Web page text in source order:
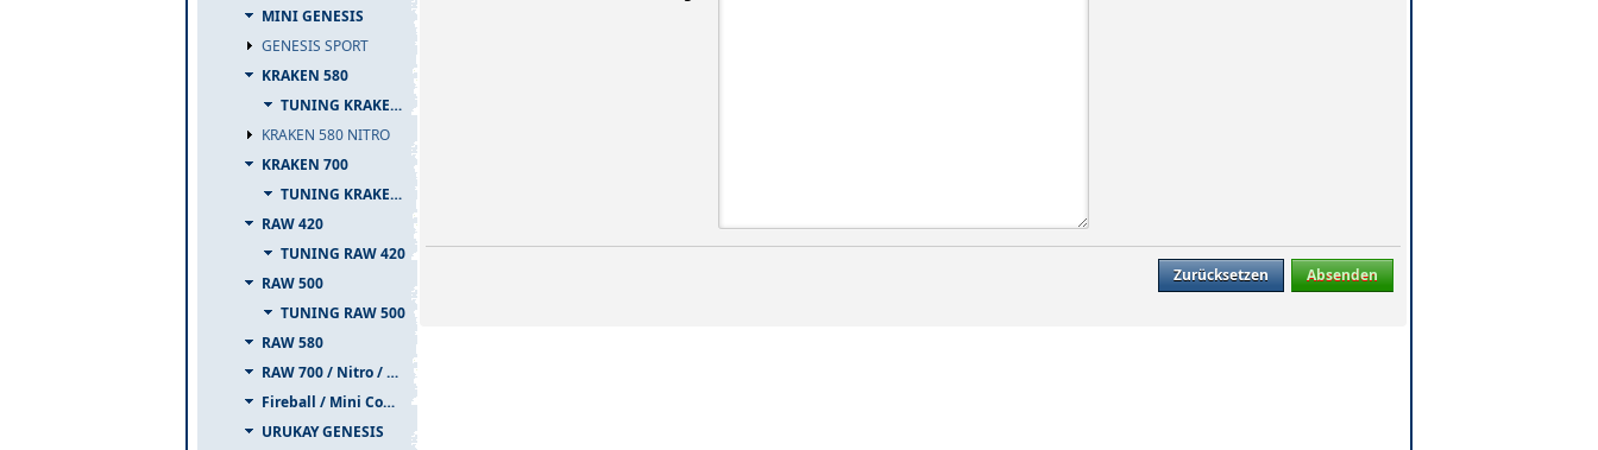
MINI GENESIS
GENESIS SPORT
KRAKEN 580
TUNING KRAKEN 580
KRAKEN 580 NITRO
KRAKEN 700
TUNING KRAKEN 700
RAW 420
TUNING RAW 420
RAW 500
TUNING RAW 500
RAW 580
RAW 700 / Nitro / PIUMA
Fireball / Mini Comet
URUKAY GENESIS
Zurücksetzen Absenden